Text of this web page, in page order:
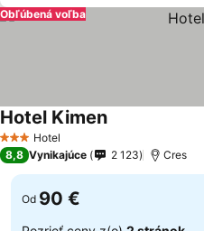
Obľúbená voľba
3 Počet hviezdičiek
Hotel
Hotel KimenZobraziť ceny
8,8 Vynikajúce 2 123 Cres
Od 90 €